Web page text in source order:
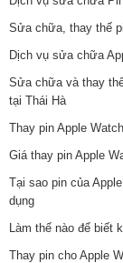
Sửa chữa, thay thế
Dịch vụ sửa chữa
Sửa chữa và thay
tại Thái Hà
Thay pin Apple
Giá thay pin Apple
Tại sao pin của
dụng
Làm thế nào để biết
Thay pin cho Apple